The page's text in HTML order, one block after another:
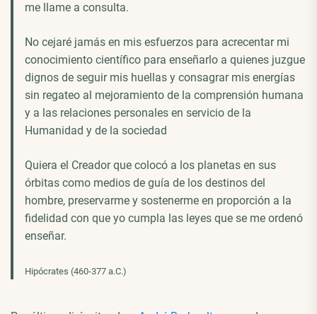
me llame a consulta.
No cejaré jamás en mis esfuerzos para acrecentar mi
conocimiento científico para enseñarlo a quienes juzgue
dignos de seguir mis huellas y consagrar mis energías
sin regateo al mejoramiento de la comprensión humana
y a las relaciones personales en servicio de la
Humanidad y de la sociedad
Quiera el Creador que colocó a los planetas en sus
órbitas como medios de guía de los destinos del
hombre, preservarme y sostenerme en proporción a la
fidelidad con que yo cumpla las leyes que se me ordenó
enseñar.
Hipócrates (460-377 a.C.)